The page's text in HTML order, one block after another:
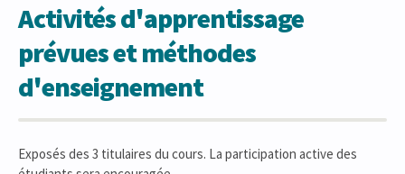
Activités d'apprentissage
prévues et méthodes
d'enseignement
Exposés des 3 titulaires du cours. La participation active des